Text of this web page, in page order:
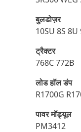
बुलडोज़र
10SU 8S
ट्रैक्टर
768C 772B
लोड हॉल डंप
R1700G
पावर मॉड्यूल
PM3412